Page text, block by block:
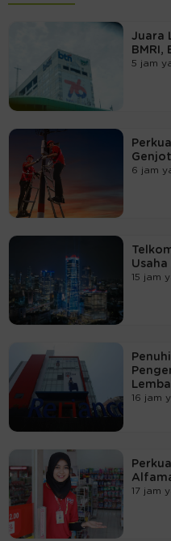
Juara
BMRI,
5 jam
6 jam
Usaha
15 jam
16 jam
17 jam